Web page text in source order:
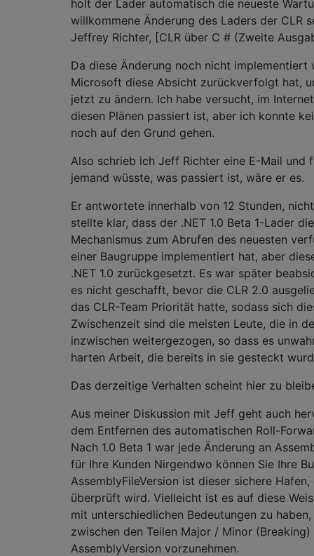
holt der Lader automatisch die neueste
willkommene Änderung des Laders der CLR
Jeffrey Richter, [CLR über C # (Zweite
Da diese Änderung noch nicht implementiert
Microsoft diese Absicht zurückverfolgt hat,
jetzt zu ändern. Ich habe versucht, im
diesen Plänen passiert ist, aber ich konnte
noch auf den Grund gehen.
Also schrieb ich Jeff Richter eine E-Mail
jemand wüsste, was passiert ist, wäre er es.
Er antwortete innerhalb von 12 Stunden,
stellte klar, dass der .NET 1.0 Beta 1-Lader
Mechanismus zum Abrufen des neuesten
einer Baugruppe implementiert hat, aber
.NET 1.0 zurückgesetzt. Es war später
es nicht geschafft, bevor die CLR 2.0
das CLR-Team Priorität hatte, sodass sich
Zwischenzeit sind die meisten Leute, die in
inzwischen weitergezogen, so dass es
harten Arbeit, die bereits in sie gesteckt
Das derzeitige Verhalten scheint hier zu
Aus meiner Diskussion mit Jeff geht auch
dem Entfernen des automatischen Roll-
Nach 1.0 Beta 1 war jede Änderung an
für Ihre Kunden Nirgendwo können Sie Ihre
AssemblyFileVersion ist dieser sichere
überprüft wird. Vielleicht ist es auf diese
mit unterschiedlichen Bedeutungen zu
zwischen den Teilen Major / Minor
AssemblyVersion vorzunehmen.